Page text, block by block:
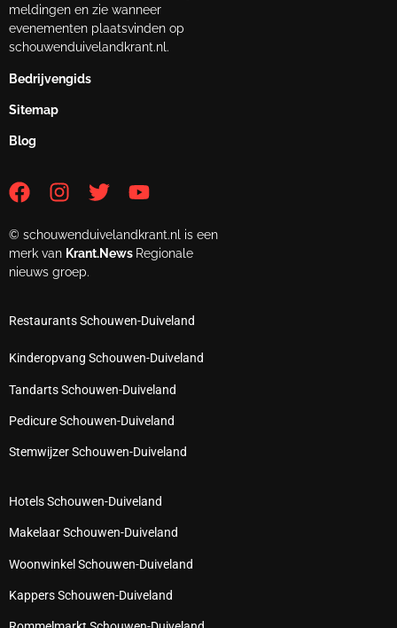
meldingen en zie wanneer
evenementen plaatsvinden op
schouwenduivelandkrant.nl.
Bedrijvengids
Sitemap
Blog
© schouwenduivelandkrant.nl is een
merk van Krant.News Regionale
nieuws groep.
Restaurants Schouwen-Duiveland
Kinderopvang Schouwen-Duiveland
Tandarts Schouwen-Duiveland
Pedicure Schouwen-Duiveland
Stemwijzer Schouwen-Duiveland
Hotels Schouwen-Duiveland
Makelaar Schouwen-Duiveland
Woonwinkel Schouwen-Duiveland
Kappers Schouwen-Duiveland